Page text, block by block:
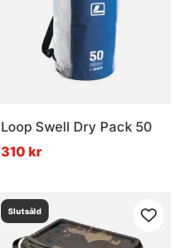
Loop Swell Dry Pack 50
310 kr
Slutsåld